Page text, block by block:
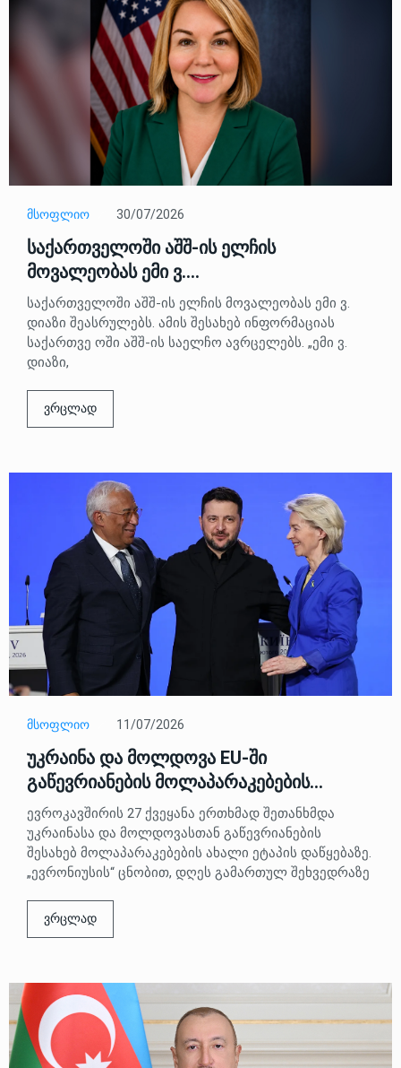
ᲛᲡᲝᲤᲚᲘᲝ 30/07/2026
საქართველოში აშშ-ის ელჩის
მოვალეობას ემი ვ.…
საქართველოში აშშ-ის ელჩის მოვალეობას ემი ვ.
დიაზი შეასრულებს. ამის შესახებ ინფორმაციას
საქართვე ოში აშშ-ის საელჩო ავრცელებს. „ემი ვ.
დიაზი,
ვრცლად
ᲛᲡᲝᲤᲚᲘᲝ 11/07/2026
უკრაინა და მოლდოვა EU-ში
გაწევრიანების მოლაპარაკებების…
ევროკავშირის 27 ქვეყანა ერთხმად შეთანხმდა
უკრაინასა და მოლდოვასთან გაწევრიანების
შესახებ მოლაპარაკებების ახალი ეტაპის დაწყებაზე.
„ევრონიუსის“ ცნობით, დღეს გამართულ შეხვედრაზე
ვრცლად